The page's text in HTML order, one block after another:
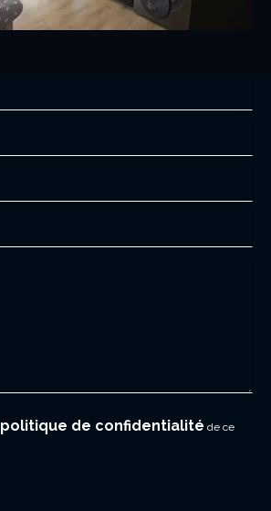
politique de confidentialité de ce